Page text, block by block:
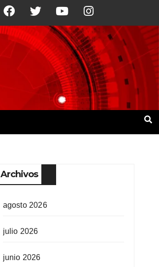
+21°C 11 Ago
Archivos
agosto 2026
julio 2026
junio 2026